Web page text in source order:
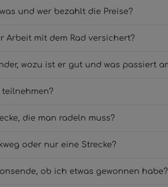
und wer bezahlt die Preise?
Arbeit mit dem Rad versichert?
die man radeln muss?
oder nur eine Strecke?
ob ich etwas gewonnen habe?